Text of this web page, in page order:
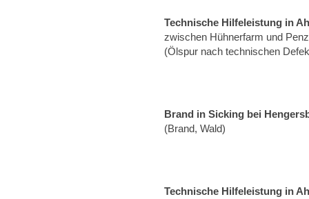
Technische Hilfeleistung in
zwischen Hühnerfarm und
(Ölspur nach technischen
Brand in Sicking bei
(Brand, Wald)
Technische Hilfeleistung in